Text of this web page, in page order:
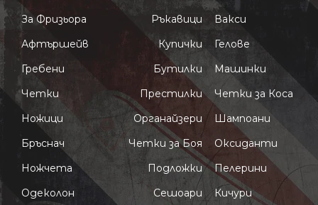
За Фризьора
Афтършейв
Гребени
Четки
Ножици
Бръснач
Ножчета
Одеколон
Ръкавици
Купички
Бутилки
Престилки
Органайзери
Четки за Боя
Подложки
Сешоари
Вакси
Гелове
Машинки
Четки за Коса
Шампоани
Оксиданти
Пелерини
Кичури